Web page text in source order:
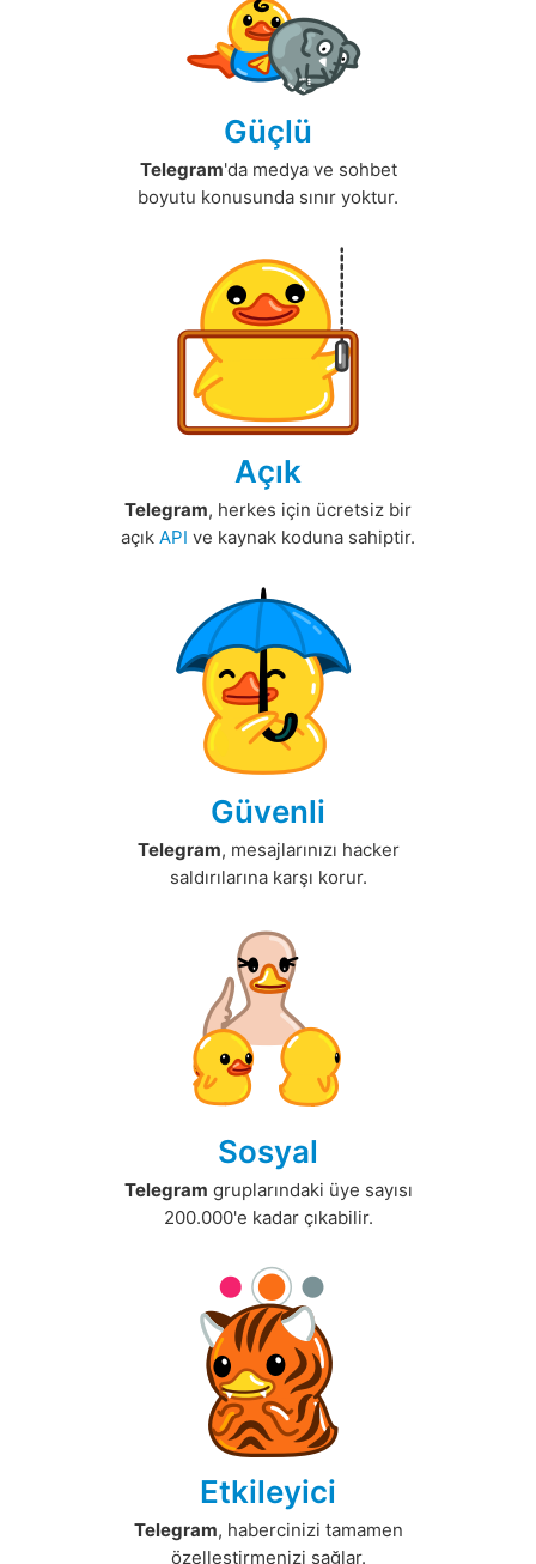
Güçlü
Telegram'da medya ve sohbet
boyutu konusunda sınır yoktur.
Açık
Telegram, herkes için ücretsiz bir
açık API ve kaynak koduna sahiptir.
Güvenli
Telegram, mesajlarınızı hacker
saldırılarına karşı korur.
Sosyal
Telegram gruplarındaki üye sayısı
200.000'e kadar çıkabilir.
Etkileyici
Telegram, habercinizi tamamen
özelleştirmenizi sağlar.